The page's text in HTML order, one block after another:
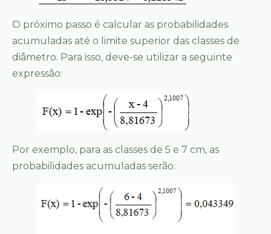
O próximo passo é calcular as probabilidades
acumuladas até o limite superior das classes de
diâmetro. Para isso, deve-se utilizar a seguinte
expressão:
Por exemplo, para as classes de 5 e 7 cm, as
probabilidades acumuladas serão: